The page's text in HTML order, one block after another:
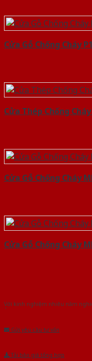
Cửa Gỗ Chống Cháy
Cửa Thép Chống
Cửa Gỗ Chống Cháy
Cửa Gỗ Chống Cháy
Với kinh nghiệm nhiêu năm
Gửi yêu cầu tư vấn
Tải báo giá tổng hợp